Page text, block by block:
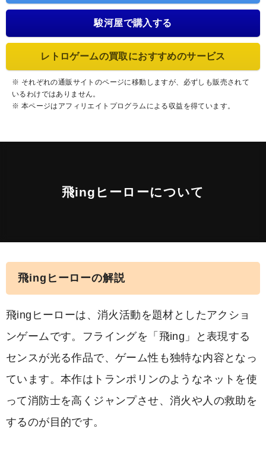
駿河屋で購入する
レトロゲームの買取におすすめのサービス
※ それぞれの通販サイトのページに移動しますが、必ずしも販売されて
いるわけではありません。
※ 本ページはアフィリエイトプログラムによる収益を得ています。
飛ingヒーローについて
飛ingヒーローの解説
飛ingヒーローは、消火活動を題材としたアクショ
ンゲームです。フライングを「飛ing」と表現する
センスが光る作品で、ゲーム性も独特な内容となっ
ています。本作はトランポリンのようなネットを使
って消防士を高くジャンプさせ、消火や人の救助を
するのが目的です。